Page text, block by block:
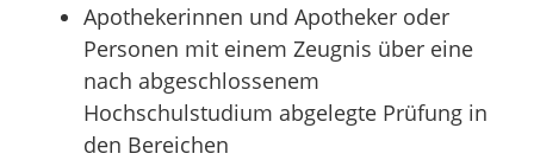
Apothekerinnen und Apotheker oder
Personen mit einem Zeugnis über eine
nach abgeschlossenem
Hochschulstudium abgelegte Prüfung in
den Bereichen